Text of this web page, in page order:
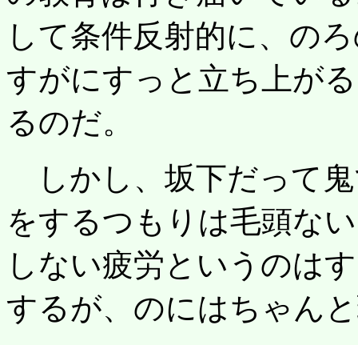
して条件反射的に、の
すがにすっと立ち上が
るのだ。
しかし、坂下だって
をするつもりは毛頭な
しない疲労というのは
するが、のにはちゃん